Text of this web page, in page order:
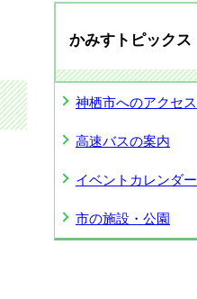
かみすトピックス
神栖市へのアクセス
高速バスの案内
イベントカレンダー
市の施設・公園